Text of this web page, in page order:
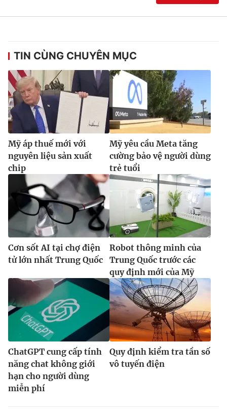
TIN CÙNG CHUYÊN MỤC
Mỹ áp thuế mới với
nguyên liệu sản xuất
chip
Mỹ yêu cầu Meta tăng
cường bảo vệ người dùng
trẻ tuổi
Cơn sốt AI tại chợ điện
tử lớn nhất Trung Quốc
Robot thông minh của
Trung Quốc trước các
quy định mới của Mỹ
ChatGPT cung cấp tính
năng chat không giới
hạn cho người dùng
miễn phí
Quy định kiểm tra tần số
vô tuyến điện